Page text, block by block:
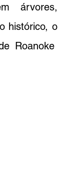
árvores,
histórico, o
Roanoke